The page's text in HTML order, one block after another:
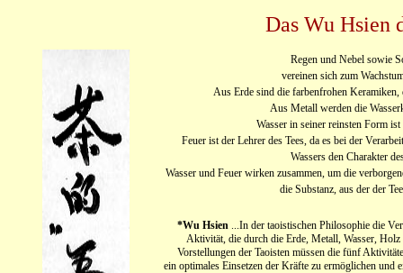
Das Wu Hsien
Regen und Nebel sowie
vereinen sich zum
Aus Erde sind die farbenfrohen Keramiken,
Aus Metall werden die
Wasser in seiner reinsten Form ist
Feuer ist der Lehrer des Tees, da es bei der
Wassers den Charakter
Wasser und Feuer wirken zusammen, um die
die Substanz, aus der der
*Wu Hsien ...In der taoistischen Philosophie die
Aktivität, die durch die Erde, Metall, Wasser,
Vorstellungen der Taoisten müssen die fünf
ein optimales Einsetzen der Kräfte zu ermöglichen und